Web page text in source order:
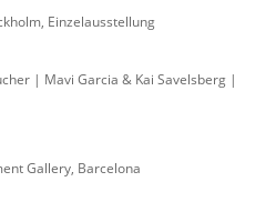
Einzelausstellung
| Mavi Garcia & Kai Savelsberg |
Gallery, Barcelona